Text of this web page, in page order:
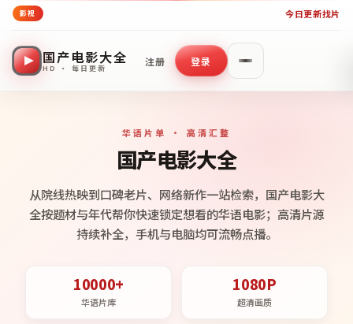
影视 今日更新找片
国产电影大全
HD · 每日更新
注册 登录
华语片单 · 高清汇整
国产电影大全
从院线热映到口碑老片、网络新作一站检索，国产电影大
全按题材与年代帮你快速锁定想看的华语电影；高清片源
持续补全，手机与电脑均可流畅点播。
10000+
华语片库
1080P
超清画质